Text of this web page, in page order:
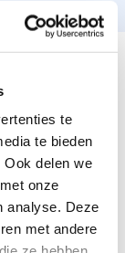
te
te bieden
delen we
onze
analyse. Deze
met andere
lucht
bijverdient!
nieuws